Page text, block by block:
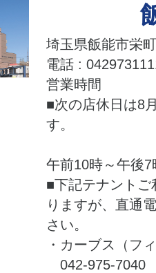
埼玉県飯能市栄
電話 :
営業時間
■次の店休日は8
す。
午前10時～午後7
■下記テナント
りますが、直通
さい。
・カーブス（フ
042-975-7040